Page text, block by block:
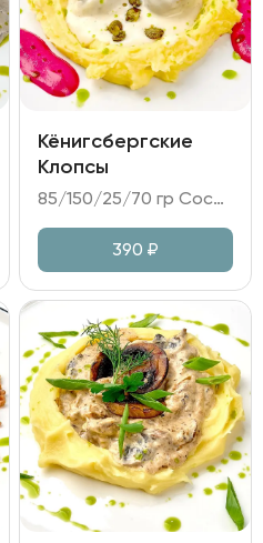
Кёнигсбергские
Клопсы
85/150/25/70 гр Состав: - клопсы (свиной карбонад, лук репчатый, каперсы, килька); - пюре картофельное; - мусс свекольный на сыре Фета; - сливочный соус.
390 ₽